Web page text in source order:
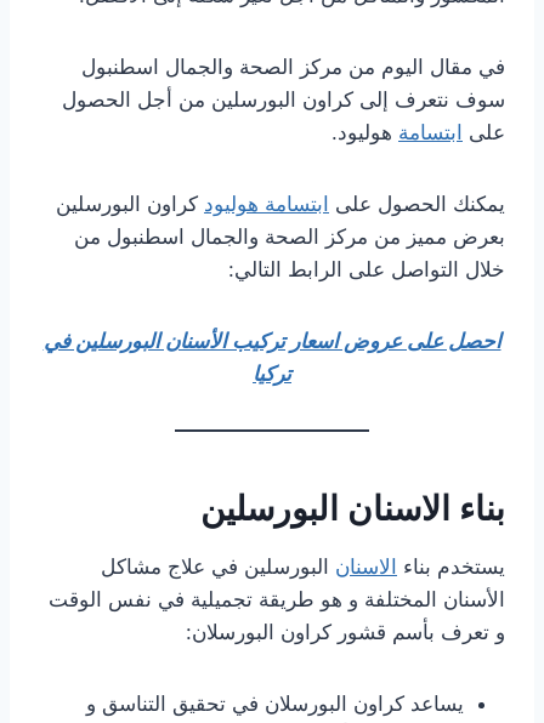
في مقال اليوم من مركز الصحة والجمال اسطنبول
سوف نتعرف إلى كراون البورسلين من أجل الحصول
على ابتسامة هوليود.
يمكنك الحصول على ابتسامة هوليود كراون البورسلين
بعرض مميز من مركز الصحة والجمال اسطنبول من
خلال التواصل على الرابط التالي:
احصل على عروض اسعار تركيب الأسنان البورسلين في
تركيا
بناء الاسنان البورسلين
يستخدم بناء الاسنان البورسلين في علاج مشاكل
الأسنان المختلفة و هو طريقة تجميلية في نفس الوقت
و تعرف بأسم قشور كراون البورسلان:
يساعد كراون البورسلان في تحقيق التناسق و